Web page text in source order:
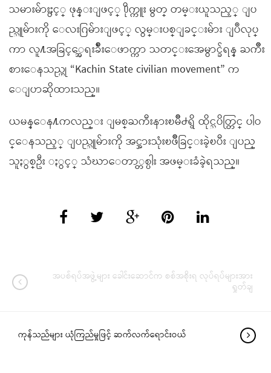
သမားမ်ားႏွင့္ ဖုန္းျဖင့္ ႐ိုက္ကူး မွတ္ တမ္းယူသည့္ ျပ
ည္သူမ်ားကို ေလးဂြမ်ားျဖင့္ လွမ္းပစ္ျခင္းမ်ား ျပဳလုပ္
ကာ လူ႔အခြင့္အေရးခ်ိဳးေဖာက္ကာ သတင္းအေမွာင္ခ်ရန္ ႀကိဳး
စားေနသည္ဟု “Kachin State civilian movement” က
ေျပာဆိုထားသည္။
ယမန္ေန႔ကလည္း ျမစ္ႀကီးနားၿမိဳ႕ရွိ ထိုင္သပိတ္တြင္ ပါဝ
င္ေနသည့္ ျပည္သူမ်ားကို အင္အားသုံးၿဖိဳခြင္းခဲ့ၿပီး ျပည္
သူႏွစ္ဦး ႏွင့္ သံဃာေတာ္တစ္ပါး အဖမ္းခံခဲ့ရသည္။
အပစ်ရပ်အဖွဲ့များ ခေါင်းဆောင်က စစ်အစိုးရ လုပ်ရပ်များအား
ရှုတ်ချ
ကုန်သည်များ ယုံကြည်မှုဖြင့် ဆက်လက်ရောင်းဝယ်